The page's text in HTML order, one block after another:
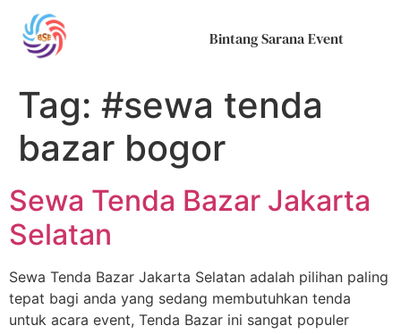
Bintang Sarana Event
Tag: #sewa tenda
bazar bogor
Sewa Tenda Bazar Jakarta
Selatan
Sewa Tenda Bazar Jakarta Selatan adalah pilihan paling
tepat bagi anda yang sedang membutuhkan tenda
untuk acara event, Tenda Bazar ini sangat populer